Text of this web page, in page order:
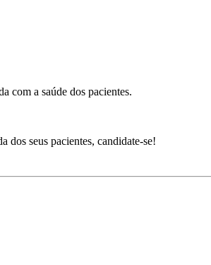
com a saúde dos pacientes.
dos seus pacientes, candidate-se!